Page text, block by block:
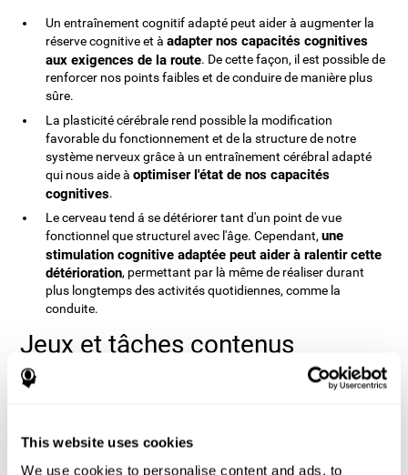
This website uses cookies
We use cookies to personalise content and ads, to
Un entraînement cognitif adapté peut aider à augmenter la
réserve cognitive et àadapter nos capacités cognitives
aux exigences de la route. De cette façon, il est possible de
renforcer nos points faibles et de conduire de manière plus
sûre.
La plasticité cérébrale rend possible la modification
favorable du fonctionnement et de la structure de notre
système nerveux grâce à un entraînement cérébral adapté
qui nous aide àoptimiser l'état de nos capacités
cognitives.
Le cerveau tend á se détériorer tant d'un point de vue
fonctionnel que structurel avec l'âge. Cependant,une
stimulation cognitive adaptée peut aider à ralentir cette
détérioration, permettant par là même de réaliser durant
plus longtemps des activités quotidiennes, comme la
conduite.
Jeux et tâches contenus
CogniFit est une ressource disposant d'un large éventail
l'entraînement cognitif pour la conduite:
Contrôleur de trafic: Jeu où l'utilisateur permet ou empêche